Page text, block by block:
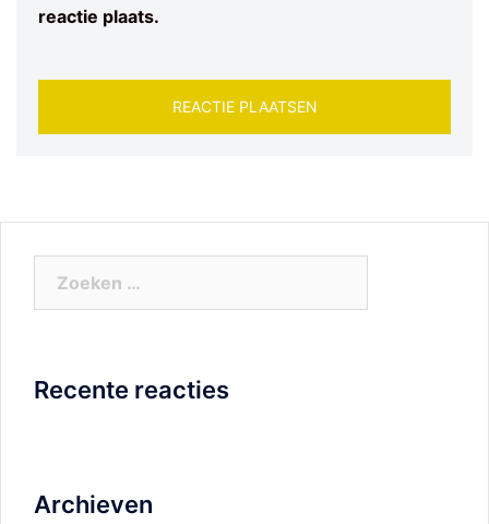
reactie plaats.
Recente reacties
Archieven